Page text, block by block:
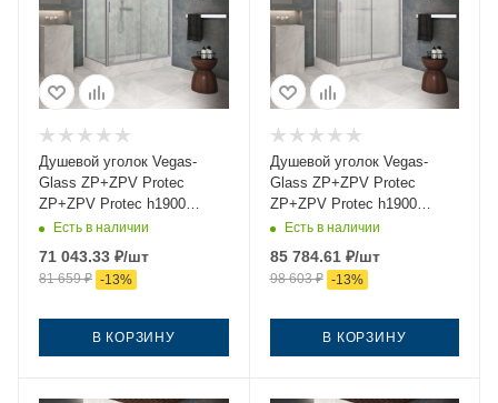
Душевой уголок Vegas-
Glass ZP+ZPV Protec
ZP+ZPV Protec h1900
140*75 07 02 140х75 стекло
рифленое профиль хром
без поддона
Есть в наличии
71 043.33 ₽/шт
81 659₽ -13%
В КОРЗИНУ
Душевой уголок Vegas-
Glass ZP+ZPV Protec
ZP+ZPV Protec h1900
140*75 07 Moru 140х75
стекло рифленое профиль
хром без поддона
Есть в наличии
85 784.61₽/шт
98 603₽ -13%
В КОРЗИНУ